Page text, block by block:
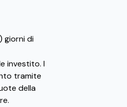
giorni di
investito. I
tramite
della